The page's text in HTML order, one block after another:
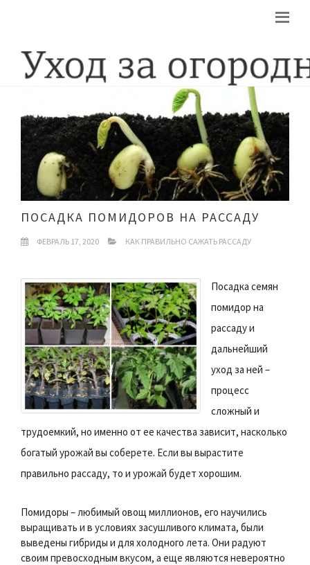
ПОСАДКА ПОМИДОРОВ НА РАССАДУ
ФЕВРАЛЬ 17, 2020 КАК ПРАВИЛЬНО САЖАТЬ РАССАДУ
Посадка семян
помидор на
рассаду и
дальнейший
уход за ней –
процесс
сложный и
трудоемкий, но именно от ее качества зависит, насколько
богатый урожай вы соберете. Если вы вырастите
правильно рассаду, то и урожай будет хорошим.
Помидоры – любимый овощ миллионов, его научились
выращивать и в условиях засушливого климата, были
выведены гибриды и для холодного лета. Они радуют
своим превосходным вкусом, а еще являются невероятно